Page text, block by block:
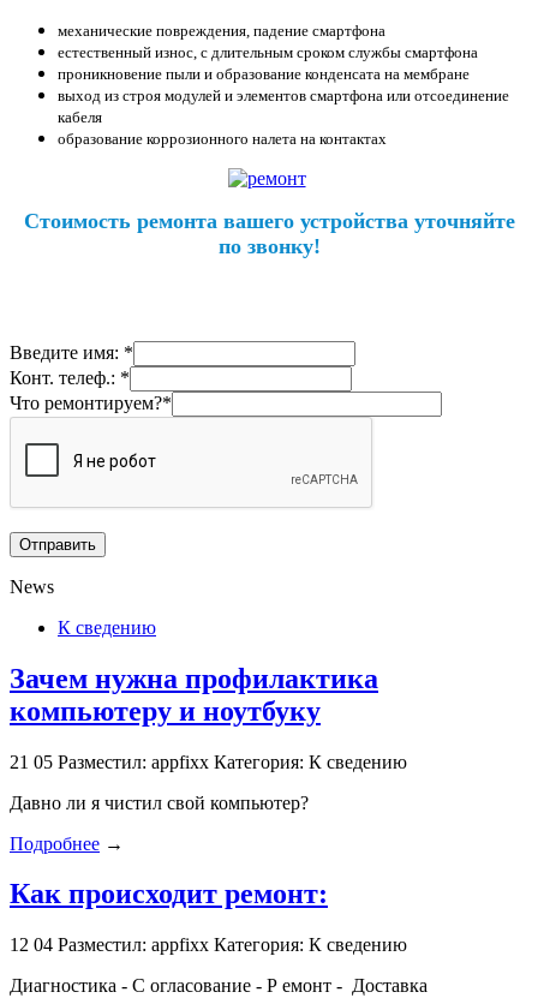
механические повреждения, падение смартфона
естественный износ, с длительным сроком службы смартфона
проникновение пыли и образование конденсата на мембране
выход из строя модулей и элементов смартфона или отсоединение
кабеля
образование коррозионного налета на контактах
Стоимость ремонта вашего устройства уточняйте
по звонку!
Введите имя: *
Конт. телеф.: *
Что ремонтируем?*
News
К сведению
Зачем нужна профилактика
компьютеру и ноутбуку
21 05 Разместил: appfixx Категория: К сведению
Давно ли я чистил свой компьютер?
Подробнее →
Как происходит ремонт:
12 04 Разместил: appfixx Категория: К сведению
Диагностика - С огласование - Р емонт - Доставка